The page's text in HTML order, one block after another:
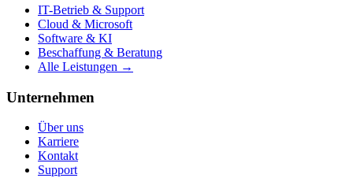
IT-Betrieb & Support
Cloud & Microsoft
Software & KI
Beschaffung & Beratung
Alle Leistungen →
Unternehmen
Über uns
Karriere
Kontakt
Support